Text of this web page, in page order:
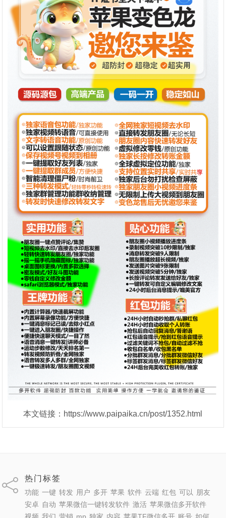
本文链接：https://www.paipaika.cn/post/1352.html
热门标签
功能 一键 转发 用户 多开 苹果 软件 云端 红包 可以
朋友
安卓 自动 苹果微信一键转发软件 激活 苹果微信多开软件